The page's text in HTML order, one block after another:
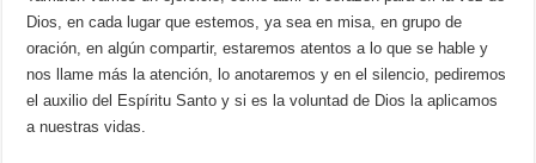
Dios, en cada lugar que estemos, ya sea en misa, en grupo de
oración, en algún compartir, estaremos atentos a lo que se hable y
nos llame más la atención, lo anotaremos y en el silencio, pediremos
el auxilio del Espíritu Santo y si es la voluntad de Dios la aplicamos
a nuestras vidas.